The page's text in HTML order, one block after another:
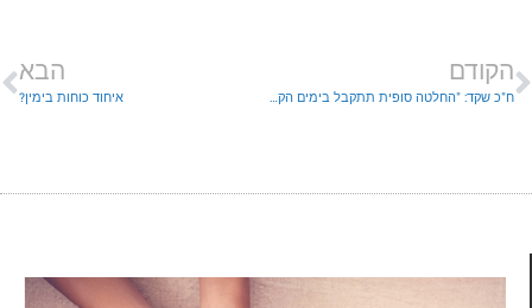
הקודם
ח"כ שקד: "החלטה סופית תתקבל בימים הקרובים"
הבא
איחוד כוחות בימין?